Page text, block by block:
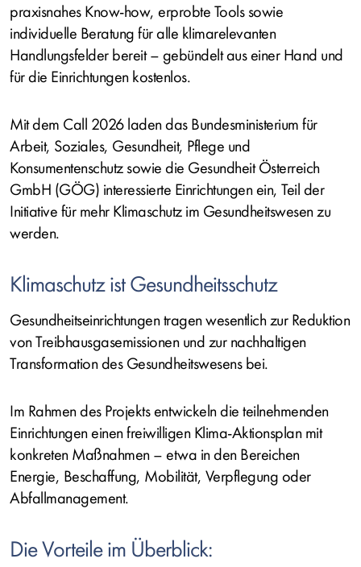
praxisnahes Know-how, erprobte Tools sowie
individuelle Beratung für alle klimarelevanten
Handlungsfelder bereit – gebündelt aus einer Hand und
für die Einrichtungen kostenlos.
Mit dem Call 2026 laden das Bundesministerium für
Arbeit, Soziales, Gesundheit, Pflege und
Konsumentenschutz sowie die Gesundheit Österreich
GmbH (GÖG) interessierte Einrichtungen ein, Teil der
Initiative für mehr Klimaschutz im Gesundheitswesen zu
werden.
Klimaschutz ist Gesundheitsschutz
Gesundheitseinrichtungen tragen wesentlich zur Reduktion
von Treibhausgasemissionen und zur nachhaltigen
Transformation des Gesundheitswesens bei.
Im Rahmen des Projekts entwickeln die teilnehmenden
Einrichtungen einen freiwilligen Klima-Aktionsplan mit
konkreten Maßnahmen – etwa in den Bereichen
Energie, Beschaffung, Mobilität, Verpflegung oder
Abfallmanagement.
Die Vorteile im Überblick: